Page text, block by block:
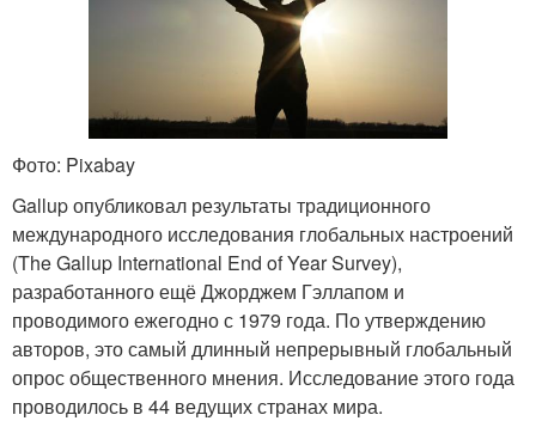
Фото: Pixabay
Gallup опубликовал результаты традиционного
международного исследования глобальных настроений
(The Gallup International End of Year Survey),
разработанного ещё Джорджем Гэллапом и
проводимого ежегодно с 1979 года. По утверждению
авторов, это самый длинный непрерывный глобальный
опрос общественного мнения. Исследование этого года
проводилось в 44 ведущих странах мира.